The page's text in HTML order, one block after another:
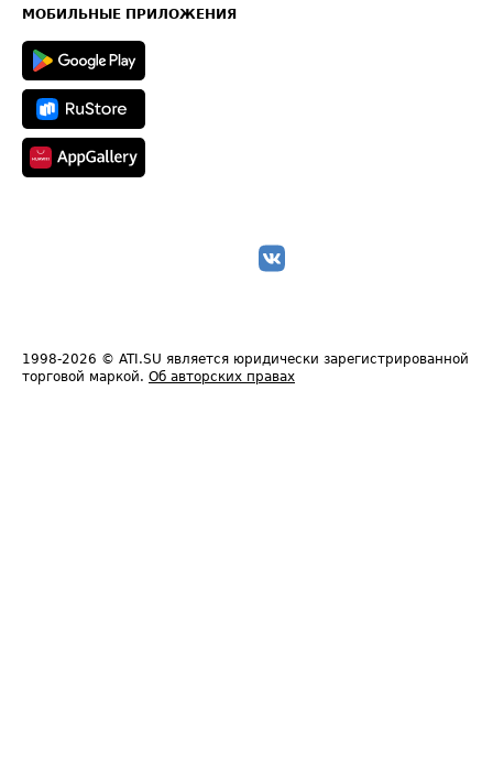
Техническая информация
МОБИЛЬНЫЕ ПРИЛОЖЕНИЯ
1998-2026 © ATI.SU является юридически зарегистрированной
торговой маркой. Об авторских правах